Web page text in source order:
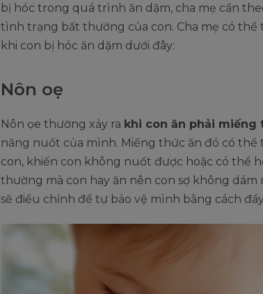
bị hóc trong quá trình ăn dặm, cha mẹ cần
tình trạng bất thường của con. Cha mẹ có thể
khi con bị hóc ăn dặm dưới đây:
Nôn oẹ
Nôn ọe thường xảy ra khi con ăn phải miếng
năng nuốt của mình. Miếng thức ăn đó có thể
con, khiến con không nuốt được hoặc có thể
thường mà con hay ăn nên con sợ không dám
sẽ điều chỉnh để tự bảo vệ mình bằng cách